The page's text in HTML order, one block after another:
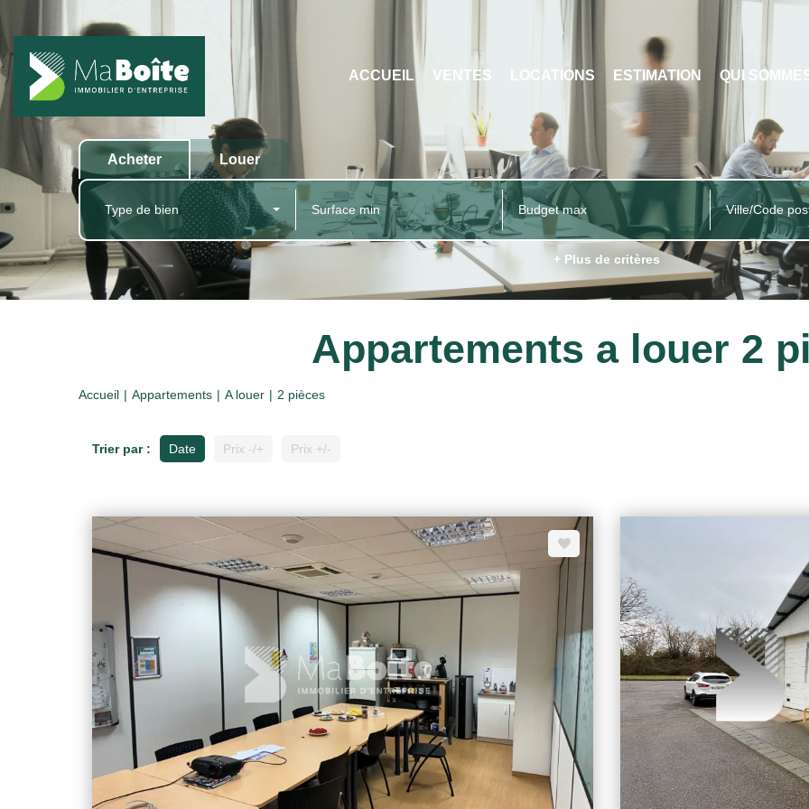
ACCUEIL VENTES LOCATIONS ESTIMATION QUI
Acheter Louer
Type de bien Ville/Code
+ Plus de critères
Appartements a louer 2
Accueil Appartements A louer 2 pièces
Trier par : Date Prix -/+ Prix +/-